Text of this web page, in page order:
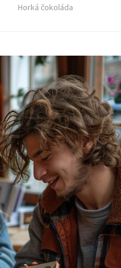
Horká čokoláda